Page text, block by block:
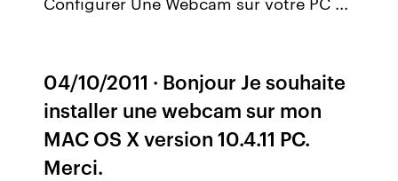
04/10/2011 · Bonjour Je souhaite
installer une webcam sur mon
MAC OS X version 10.4.11 PC.
Merci.